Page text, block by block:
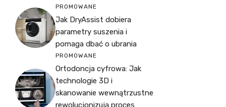
PROMOWANE
Jak DryAssist dobiera
parametry suszenia i
pomaga dbać o ubrania
PROMOWANE
Ortodoncja cyfrowa: Jak
technologie 3D i
skanowanie wewnątrzustne
rewolucjonizują proces